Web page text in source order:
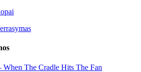
The Cradle Hits The Fan